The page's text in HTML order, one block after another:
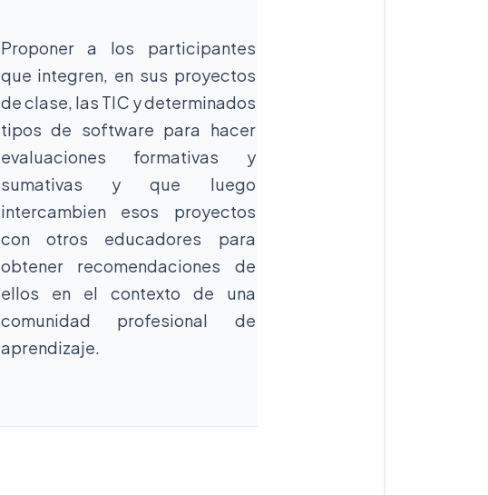
Proponer a los participantes
que integren, en sus proyectos
de clase, las TIC y determinados
tipos de software para hacer
evaluaciones formativas y
sumativas y que luego
intercambien esos proyectos
con otros educadores para
obtener recomendaciones de
ellos en el contexto de una
comunidad profesional de
aprendizaje.